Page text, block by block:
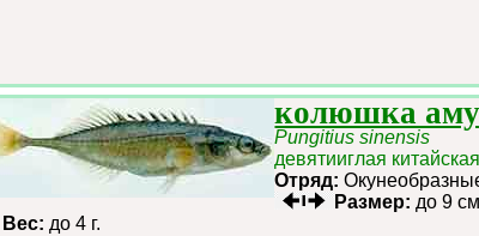
колюшка
Pungitius sinensis
девятииглая
Отряд:
Размер: до 9 см
Вес: до 4 г.